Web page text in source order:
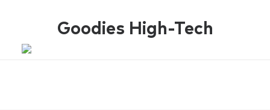
Goodies High-Tech